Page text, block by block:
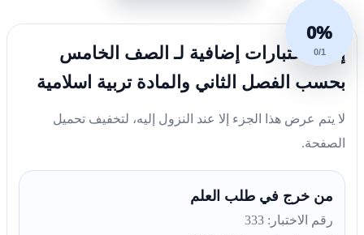
0%
0/1
إليك اختبارات إضافية لـ الصف الخامس
بحسب الفصل الثاني والمادة تربية اسلامية
لا يتم عرض هذا الجزء إلا عند النزول إليه، لتخفيف تحميل
الصفحة.
من خرج في طلب العلم
رقم الاختبار: 333